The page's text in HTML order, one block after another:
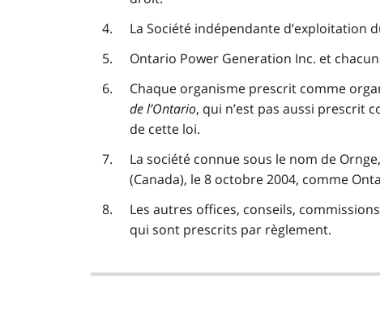
La Société indépendante d’exploitation
Ontario Power Generation Inc. et
Chaque organisme prescrit comme
de l’Ontario, qui n’est pas aussi prescrit
de cette loi.
La société connue sous le nom de
(Canada), le 8 octobre 2004, comme
Les autres offices, conseils,
qui sont prescrits par règlement.